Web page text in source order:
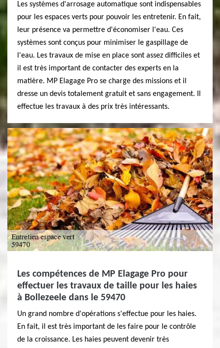
Les systèmes d'arrosage automatique sont indispensables
pour les espaces verts pour pouvoir les entretenir. En fait,
leur présence va permettre d'économiser l'eau. Ces
systèmes sont conçus pour minimiser le gaspillage de
l'eau. Les travaux de mise en place sont assez difficiles et
il est très important de contacter des experts en la
matière. MP Elagage Pro se charge des missions et il
dresse un devis totalement gratuit et sans engagement. Il
effectue les travaux à des prix très intéressants.
Les compétences de MP Elagage Pro pour
effectuer les travaux de taille pour les haies
à Bollezeele dans le 59470
Un grand nombre d'opérations s'effectue pour les haies.
En fait, il est très important de les faire pour le contrôle
de la croissance. Les haies peuvent devenir très